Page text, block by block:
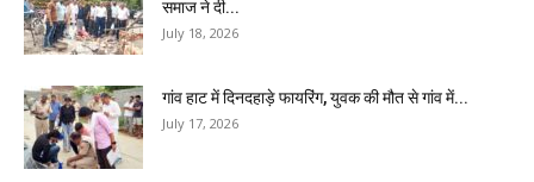
समाज ने दी...
July 18, 2026
गांव हाट में दिनदहाड़े फायरिंग, युवक की मौत से गांव में...
July 17, 2026